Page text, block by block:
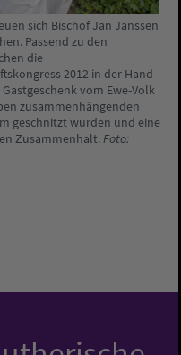
sich Bischof Jan Janssen
Passend zu den
die
2012 in der Hand
Gastgeschenk vom Ewe-Volk
zusammenhängenden
geschnitzt wurden und eine
Zusammenhalt.Foto: